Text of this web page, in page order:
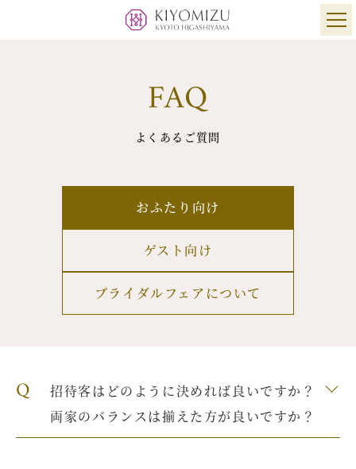
FAQ
よくあるご質問
おふたり向け
ゲスト向け
ブライダルフェアについて
Q
招待客はどのように決めれば良いですか？
両家のバランスは揃えた方が良いですか？